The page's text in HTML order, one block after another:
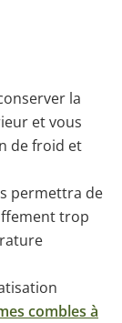
la
et vous
de froid et
permettra de
trop
combles à